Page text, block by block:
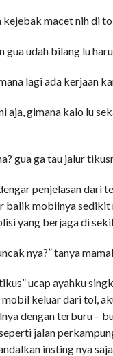
kejebak macet nih di
gua udah bilang lu
lagi ada kerjaan
aja, gimana kalo lu
gua ga tau jalur
penjelasan dari
balik mobilnya
yang berjaga di
nya?” tanya
ucap ayahku
keluar dari tol,
dengan terburu –
jalan
insting nya